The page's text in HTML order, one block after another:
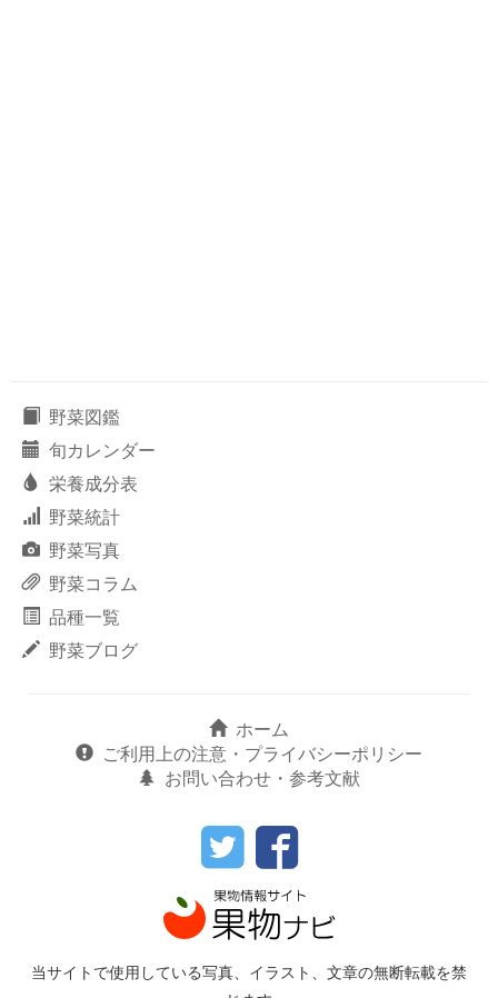
野菜図鑑
旬カレンダー
栄養成分表
野菜統計
野菜写真
野菜コラム
品種一覧
野菜ブログ
ホーム
ご利用上の注意・プライバシーポリシー
お問い合わせ・参考文献
当サイトで使用している写真、イラスト、文章の無断転載を禁